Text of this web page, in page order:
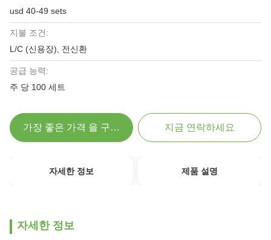
usd 40-49 sets
지불 조건:
L/C (신용장), 전신환
공급 능력:
주 당 100 세트
가장 좋은 가격 을 구하라 지금 연락하세요
자세한 정보 제품 설명
자세한 정보